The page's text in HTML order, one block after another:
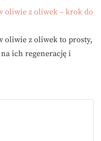
oliwie z oliwek – krok do
oliwie z oliwek to prosty,
ich regenerację i